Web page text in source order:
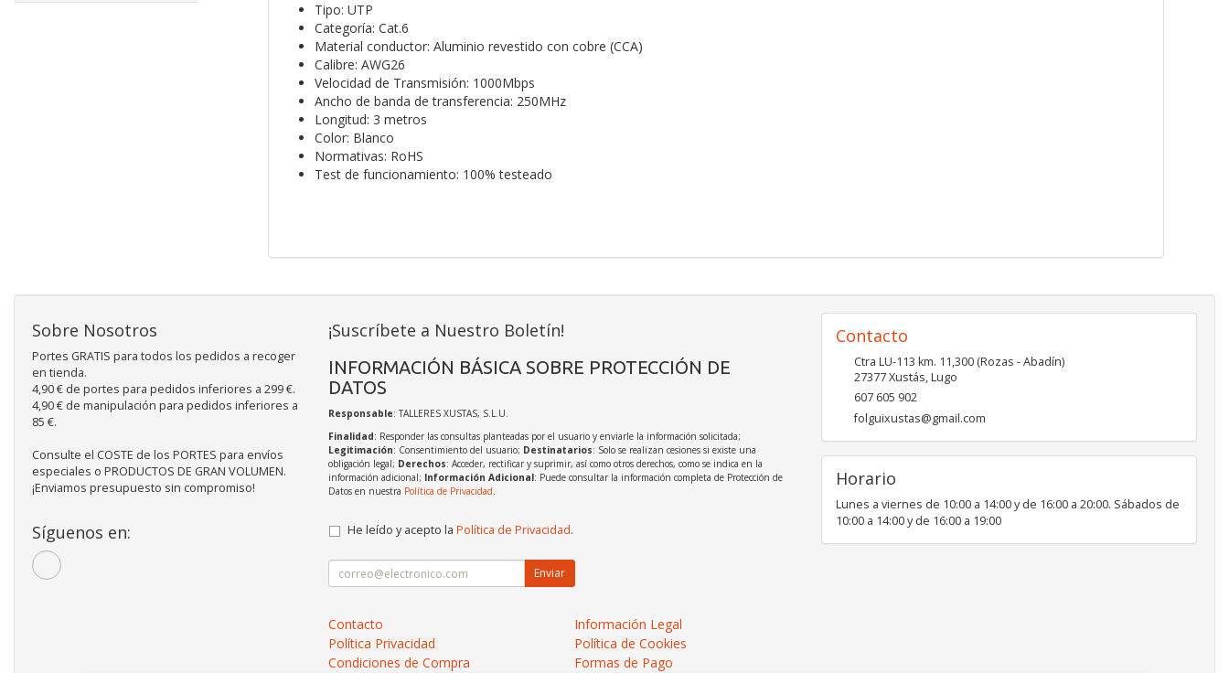
Tipo: UTP
Categoría: Cat.6
Material conductor: Aluminio revestido con cobre (CCA)
Calibre: AWG26
Velocidad de Transmisión: 1000Mbps
Ancho de banda de transferencia: 250MHz
Longitud: 3 metros
Color: Blanco
Normativas: RoHS
Test de funcionamiento: 100% testeado
Sobre Nosotros
Portes GRATIS para todos los pedidos a recoger
en tienda.
4,90 € de portes para pedidos inferiores a 299 €.
4,90 € de manipulación para pedidos inferiores a
85 €.
Consulte el COSTE de los PORTES para envíos
especiales o PRODUCTOS DE GRAN VOLUMEN.
¡Enviamos presupuesto sin compromiso!
Síguenos en:
¡Suscríbete a Nuestro Boletín!
INFORMACIÓN BÁSICA SOBRE PROTECCIÓN DE
DATOS
Responsable: TALLERES XUSTAS, S.L.U.
Finalidad: Responder las consultas planteadas por el usuario y enviarle la información solicitada;
Legitimación: Consentimiento del usuario; Destinatarios: Solo se realizan cesiones si existe una
obligación legal; Derechos: Acceder, rectificar y suprimir, así como otros derechos, como se indica en la
información adicional; Información Adicional: Puede consultar la información completa de Protección de
Datos en nuestra Política de Privacidad.
He leído y acepto la Política de Privacidad.
Enviar
Contacto
Información Legal
Política Privacidad
Política de Cookies
Condiciones de Compra
Formas de Pago
Contacto
Ctra LU-113 km. 11,300 (Rozas - Abadín)
27377Xustás,Lugo
607 605 902
folguixustas@gmail.com
Horario
Lunes a viernes de 10:00 a 14:00 y de 16:00 a 20:00. Sábados de
10:00 a 14:00 y de 16:00 a 19:00